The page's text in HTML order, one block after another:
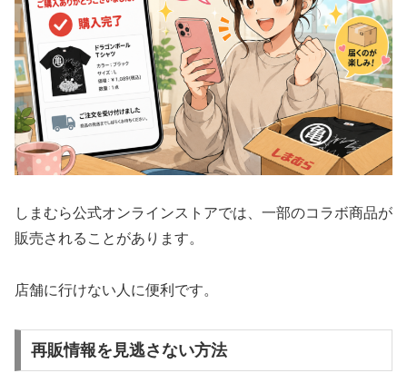
しまむら公式オンラインストアでは、一部のコラボ商品が
販売されることがあります。
店舗に行けない人に便利です。
再販情報を見逃さない方法